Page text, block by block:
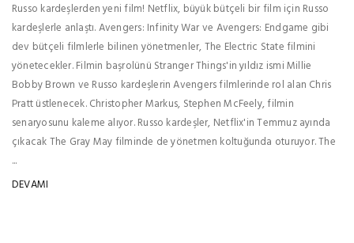
Russo kardeşlerden yeni film! Netflix, büyük bütçeli bir film için Russo
kardeşlerle anlaştı. Avengers: Infinity War ve Avengers: Endgame gibi
dev bütçeli filmlerle bilinen yönetmenler, The Electric State filmini
yönetecekler. Filmin başrolünü Stranger Things'in yıldız ismi Millie
Bobby Brown ve Russo kardeşlerin Avengers filmlerinde rol alan Chris
Pratt üstlenecek. Christopher Markus, Stephen McFeely, filmin
senaryosunu kaleme alıyor. Russo kardeşler, Netflix'in Temmuz ayında
çıkacak The Gray May filminde de yönetmen koltuğunda oturuyor. The
...
DEVAMI